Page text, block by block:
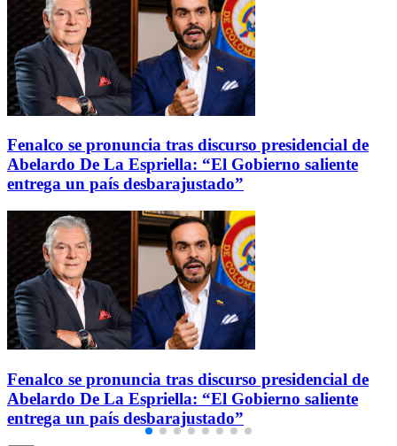
Fenalco se pronuncia tras discurso presidencial de
Abelardo De La Espriella: “El Gobierno saliente
entrega un país desbarajustado”
Fenalco se pronuncia tras discurso presidencial de
Abelardo De La Espriella: “El Gobierno saliente
entrega un país desbarajustado”